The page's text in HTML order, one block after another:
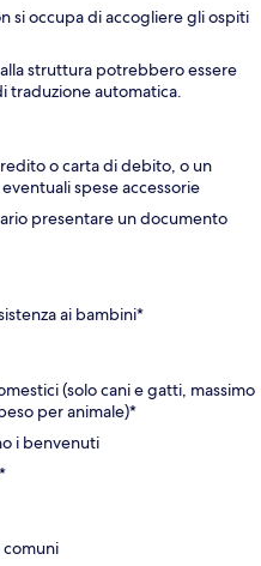
si occupa di accogliere gli ospiti
struttura potrebbero essere
traduzione automatica.
o carta di debito, o un
spese accessorie
presentare un documento
ai bambini*
(solo cani e gatti, massimo
per animale)*
i benvenuti